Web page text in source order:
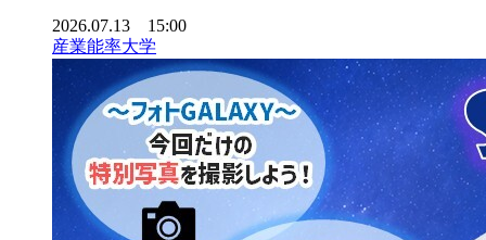
2026.07.13 15:00
産業能率大学